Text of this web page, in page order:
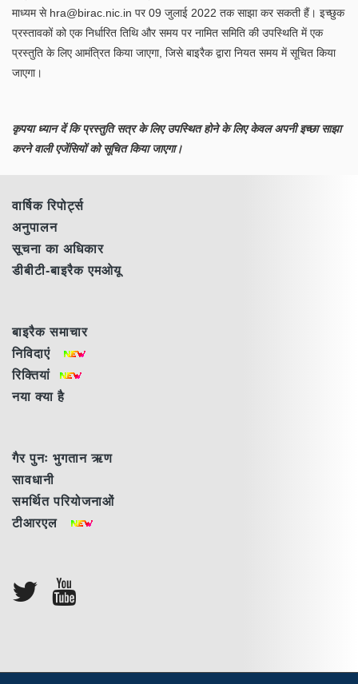
माध्यम से hra@birac.nic.in पर 09 जुलाई 2022 तक साझा कर सकती हैं। इच्छुक
प्रस्तावकों को एक निर्धारित तिथि और समय पर नामित समिति की उपस्थिति में एक
प्रस्तुति के लिए आमंत्रित किया जाएगा, जिसे बाइरैक द्वारा नियत समय में सूचित किया
जाएगा।
कृपया ध्यान दें कि प्रस्तुति सत्र के लिए उपस्थित होने के लिए केवल अपनी इच्छा साझा
करने वाली एजेंसियों को सूचित किया जाएगा।
वार्षिक रिपोर्ट्स
अनुपालन
सूचना का अधिकार
डीबीटी-बाइरैक एमओयू
बाइरैक समाचार
निविदाएं
रिक्तियां
नया क्या है
गैर पुनः भुगतान ऋण
सावधानी
समर्थित परियोजनाओं
टीआरएल